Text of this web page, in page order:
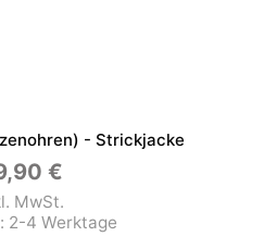
- Strickjacke
€
MwSt.
2-4 Werktage